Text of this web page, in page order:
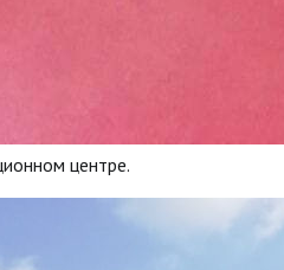
центре.